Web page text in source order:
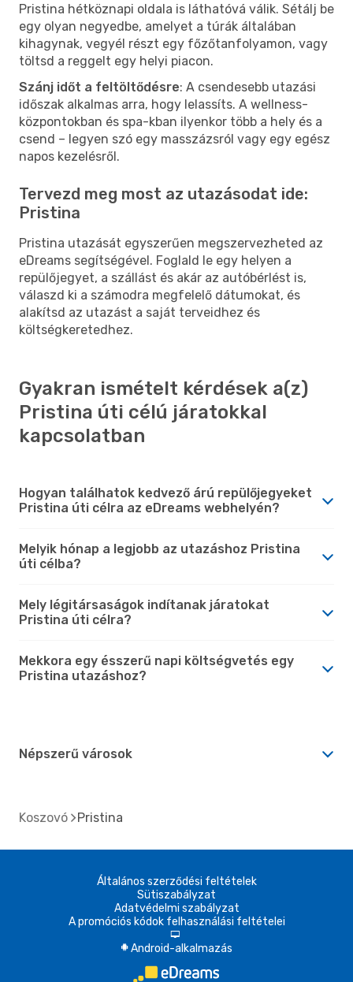
Pristina hétköznapi oldala is láthatóvá válik. Sétálj be
egy olyan negyedbe, amelyet a túrák általában
kihagynak, vegyél részt egy főzőtanfolyamon, vagy
töltsd a reggelt egy helyi piacon.
Szánj időt a feltöltődésre: A csendesebb utazási
időszak alkalmas arra, hogy lelassíts. A wellness-
központokban és spa-kban ilyenkor több a hely és a
csend – legyen szó egy masszázsról vagy egy egész
napos kezelésről.
Tervezd meg most az utazásodat ide:
Pristina
Pristina utazását egyszerűen megszervezheted az
eDreams segítségével. Foglald le egy helyen a
repülőjegyet, a szállást és akár az autóbérlést is,
válaszd ki a számodra megfelelő dátumokat, és
alakítsd az utazást a saját terveidhez és
költségkeretedhez.
Gyakran ismételt kérdések a(z)
Pristina úti célú járatokkal
kapcsolatban
Hogyan találhatok kedvező árú repülőjegyeket
Pristina úti célra az eDreams webhelyén?
Melyik hónap a legjobb az utazáshoz Pristina
úti célba?
Mely légitársaságok indítanak járatokat
Pristina úti célra?
Mekkora egy ésszerű napi költségvetés egy
Pristina utazáshoz?
Népszerű városok
Koszovó Pristina
Általános szerződési feltételek
Sütiszabályzat
Adatvédelmi szabályzat
A promóciós kódok felhasználási feltételei
d
A Android-alkalmazás